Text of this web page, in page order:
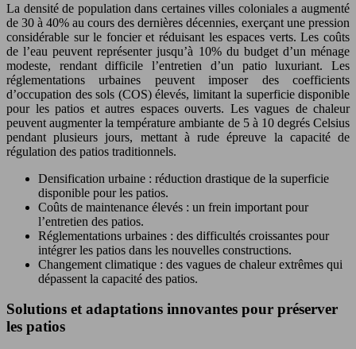
La densité de population dans certaines villes coloniales a augmenté
de 30 à 40% au cours des dernières décennies, exerçant une pression
considérable sur le foncier et réduisant les espaces verts. Les coûts
de l’eau peuvent représenter jusqu’à 10% du budget d’un ménage
modeste, rendant difficile l’entretien d’un patio luxuriant. Les
réglementations urbaines peuvent imposer des coefficients
d’occupation des sols (COS) élevés, limitant la superficie disponible
pour les patios et autres espaces ouverts. Les vagues de chaleur
peuvent augmenter la température ambiante de 5 à 10 degrés Celsius
pendant plusieurs jours, mettant à rude épreuve la capacité de
régulation des patios traditionnels.
Densification urbaine : réduction drastique de la superficie
disponible pour les patios.
Coûts de maintenance élevés : un frein important pour
l’entretien des patios.
Réglementations urbaines : des difficultés croissantes pour
intégrer les patios dans les nouvelles constructions.
Changement climatique : des vagues de chaleur extrêmes qui
dépassent la capacité des patios.
Solutions et adaptations innovantes pour préserver
les patios